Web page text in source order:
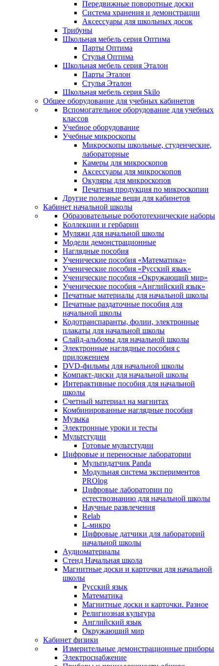
Передвижные поворотные доски
Система хранения и демонстрации
Аксессуары для школьных досок
Трибуны
Школьная мебель серия Оптима
Парты Оптима
Стулья Оптима
Школьная мебель серия Эталон
Парты Эталон
Стулья Эталон
Школьная мебель серия Skilo
Общее оборудование для учебных кабинетов
Вспомогательное оборудование для учебных
классов
Учебное оборудование
Учебные микроскопы
Микроскопы школьные, студенческие,
лабораторные
Камеры для микроскопов
Аксессуары для микроскопов
Окуляры для микроскопов
Печатная продукция по микроскопии
Другие полезные вещи для кабинетов
Кабинет начальной школы
Образовательные робототехнические наборы
Коллекции и гербарии
Муляжи для начальной школы
Модели демонстрационные
Наглядные пособия
Ученические пособия «Математика»
Ученические пособия «Русский язык»
Ученические пособия «Окружающий мир»
Ученические пособия «Английский язык»
Печатные материалы для начальной школы
Печатные раздаточные пособия для
начальной школы
Кодотранспаранты, фолии, электронные
плакаты для начальной школы
Слайд-альбомы для начальной школы
Электронные наглядные пособия с
приложением
DVD-фильмы для начальной школы
Компакт-диски для начальной школы
Интерактивные пособия для начальной
школы
Счетный материал на магнитах
Комбинированные наглядные пособия
Музыка
Электронные уроки и тесты
Мультстудии
Готовые мультстудии
Цифровые и переносные лаборатории
Мультидатчик Panda
Модульная система экспериментов
PROlog
Цифровые лаборатории по
естествознанию для начальной школы
Научные развлечения
Relab
L-микро
Цифровые датчики для лабораторий
начальной школы
Аудиоматериалы
Стенд Начальная школа
Магнитные доски и карточки для начальной
школы
Русский язык
Математика
Магнитные доски и карточки. Разное
Религиозная культура
Английский язык
Окружающий мир
Кабинет физики
Измерительные демонстрационные приборы
Электроснабжение